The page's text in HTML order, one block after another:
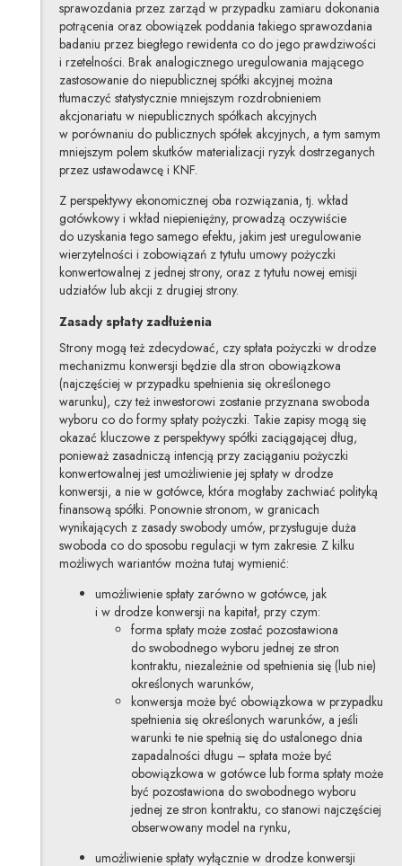
sprawozdania przez zarząd w przypadku zamiaru dokonania
potrącenia oraz obowiązek poddania takiego sprawozdania
badaniu przez biegłego rewidenta co do jego prawdziwości
i rzetelności. Brak analogicznego uregulowania mającego
zastosowanie do niepublicznej spółki akcyjnej można
tłumaczyć statystycznie mniejszym rozdrobnieniem
akcjonariatu w niepublicznych spółkach akcyjnych
w porównaniu do publicznych spółek akcyjnych, a tym samym
mniejszym polem skutków materializacji ryzyk dostrzeganych
przez ustawodawcę i KNF.
Z perspektywy ekonomicznej oba rozwiązania, tj. wkład
gotówkowy i wkład niepieniężny, prowadzą oczywiście
do uzyskania tego samego efektu, jakim jest uregulowanie
wierzytelności i zobowiązań z tytułu umowy pożyczki
konwertowalnej z jednej strony, oraz z tytułu nowej emisji
udziałów lub akcji z drugiej strony.
Zasady spłaty zadłużenia
Strony mogą też zdecydować, czy spłata pożyczki w drodze
mechanizmu konwersji będzie dla stron obowiązkowa
(najczęściej w przypadku spełnienia się określonego
warunku), czy też inwestorowi zostanie przyznana swoboda
wyboru co do formy spłaty pożyczki. Takie zapisy mogą się
okazać kluczowe z perspektywy spółki zaciągającej dług,
ponieważ zasadniczą intencją przy zaciąganiu pożyczki
konwertowalnej jest umożliwienie jej spłaty w drodze
konwersji, a nie w gotówce, która mogłaby zachwiać polityką
finansową spółki. Ponownie stronom, w granicach
wynikających z zasady swobody umów, przysługuje duża
swoboda co do sposobu regulacji w tym zakresie. Z kilku
możliwych wariantów można tutaj wymienić:
umożliwienie spłaty zarówno w gotówce, jak
i w drodze konwersji na kapitał, przy czym:
forma spłaty może zostać pozostawiona
do swobodnego wyboru jednej ze stron
kontraktu, niezależnie od spełnienia się (lub nie)
określonych warunków,
konwersja może być obowiązkowa w przypadku
spełnienia się określonych warunków, a jeśli
warunki te nie spełnią się do ustalonego dnia
zapadalności długu – spłata może być
obowiązkowa w gotówce lub forma spłaty może
być pozostawiona do swobodnego wyboru
jednej ze stron kontraktu, co stanowi najczęściej
obserwowany model na rynku,
umożliwienie spłaty wyłącznie w drodze konwersji